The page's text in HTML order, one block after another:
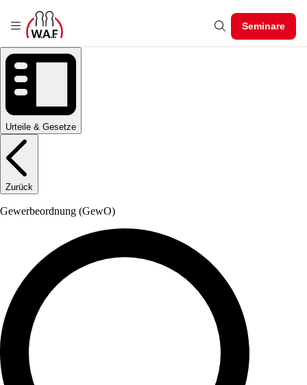
Seminare
Urteile & Gesetze
Zurück
Gewerbeordnung (GewO)